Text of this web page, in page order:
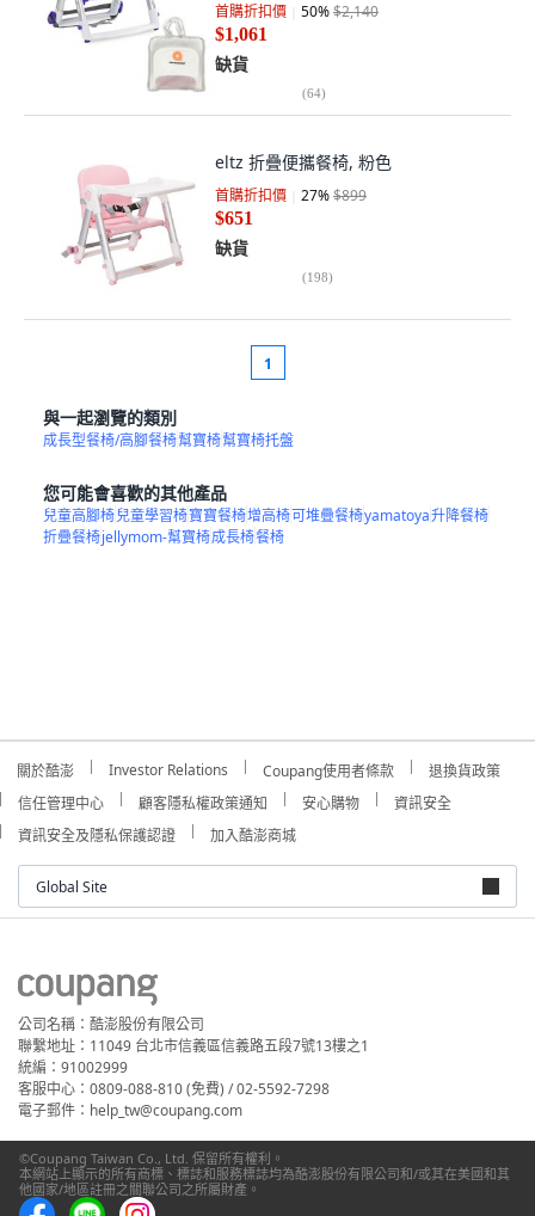
首購折扣價 50%$2,140
$1,061
缺貨
(64)
eltz 折疊便攜餐椅, 粉色
首購折扣價 27%$899
$651
缺貨
(198)
1
與一起瀏覽的類別
成長型餐椅/高腳餐椅幫寶椅幫寶椅托盤
您可能會喜歡的其他產品
兒童高腳椅兒童學習椅寶寶餐椅增高椅可堆疊餐椅yamatoya升降餐椅
折疊餐椅jellymom-幫寶椅成長椅餐椅
關於酷澎 Investor Relations Coupang使用者條款
退換貨政策
信任管理中心
顧客隱私權政策通知 安心購物
資訊安全
資訊安全及隱私保護認證
加入酷澎商城
Global Site
公司名稱：酷澎股份有限公司
聯繫地址：11049 台北市信義區信義路五段7號13樓之1
統編：91002999
客服中心：0809-088-810 (免費) / 02-5592-7298
電子郵件：help_tw@coupang.com
©Coupang Taiwan Co., Ltd. 保留所有權利。
本網站上顯示的所有商標、標誌和服務標誌均為酷澎股份有限公司和/或其在美國和其
他國家/地區註冊之關聯公司之所屬財產。